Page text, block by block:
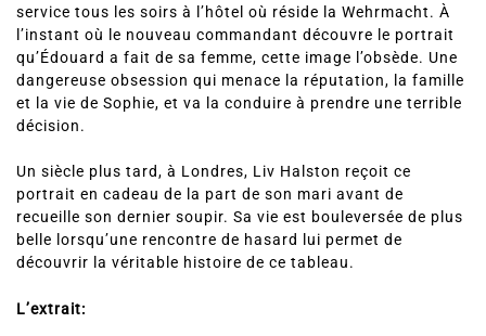
service tous les soirs à l’hôtel où réside la Wehrmacht. À
l’instant où le nouveau commandant découvre le portrait
qu’Édouard a fait de sa femme, cette image l’obsède. Une
dangereuse obsession qui menace la réputation, la famille
et la vie de Sophie, et va la conduire à prendre une terrible
décision.
Un siècle plus tard, à Londres, Liv Halston reçoit ce
portrait en cadeau de la part de son mari avant de
recueille son dernier soupir. Sa vie est bouleversée de plus
belle lorsqu’une rencontre de hasard lui permet de
découvrir la véritable histoire de ce tableau.
L’extrait: